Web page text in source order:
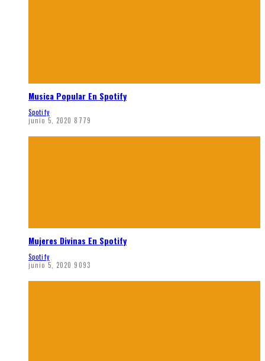
Musica Popular En Spotify
Spotify
junio 5, 2020 8779
Mujeres Divinas En Spotify
Spotify
junio 5, 2020 9093